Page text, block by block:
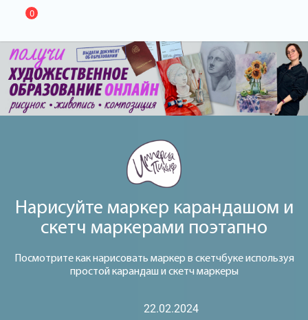
0
Нарисуйте маркер карандашом и
скетч маркерами поэтапно
Посмотрите как нарисовать маркер в скетчбуке используя
простой карандаш и скетч маркеры
22.02.2024